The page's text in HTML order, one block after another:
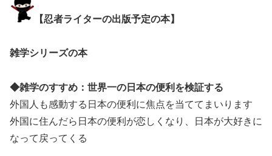
【忍者ライターの出版予定の本】
雑学シリーズの本
◆雑学のすすめ：世界一の日本の便利を検証する
外国人も感動する日本の便利に焦点を当ててまいります
外国に住んだら日本の便利が恋しくなり、日本が大好きに
なって戻ってくる